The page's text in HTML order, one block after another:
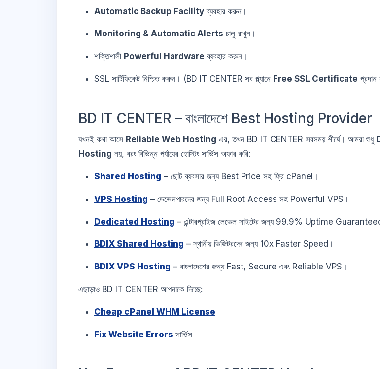
Automatic Backup Facility ব্যবহার করুন।
Monitoring & Automatic Alerts চালু রাখুন।
শক্তিশালী Powerful Hardware ব্যবহার করুন।
SSL সার্টিফিকেট নিশ্চিত করুন। (BD IT CENTER সব প্ল্যানে Free SSL Certificate
BD IT CENTER – বাংলাদেশে Best Hosting Provider
যখনই কথা আসে Reliable Web Hosting এর, তখন BD IT CENTER সবসময় শীর্ষে। আমরা শুধু
Hosting নয়, বরং বিভিন্ন পর্যায়ের হোস্টিং সার্ভিস অফার করি:
Shared Hosting – ছোট ব্যবসার জন্য Best Price সহ ফ্রি cPanel।
VPS Hosting – ডেভেলপারদের জন্য Full Root Access সহ Powerful VPS।
Dedicated Hosting – এন্টারপ্রাইজ লেভেল সাইটের জন্য 99.9% Uptime
BDIX Shared Hosting – স্থানীয় ভিজিটরদের জন্য 10x Faster Speed।
BDIX VPS Hosting – বাংলাদেশের জন্য Fast, Secure এবং Reliable VPS।
এছাড়াও BD IT CENTER আপনাকে দিচ্ছে:
Cheap cPanel WHM License
Fix Website Errors সার্ভিস